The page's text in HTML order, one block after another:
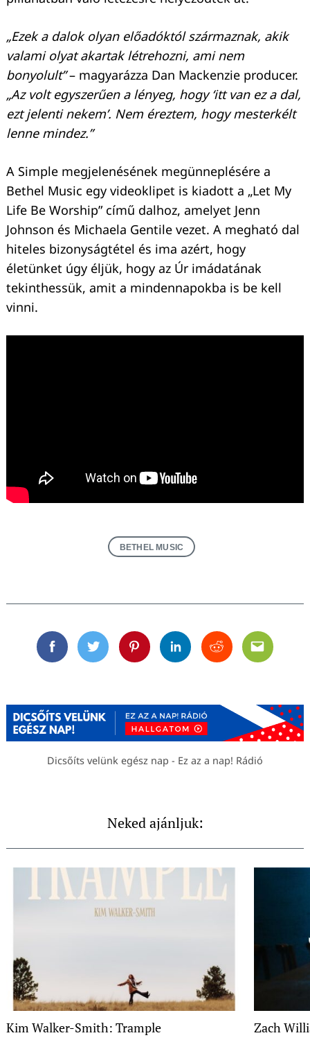
„Ezek a dalok olyan előadóktól származnak, akik
valami olyat akartak létrehozni, ami nem
bonyolult”– magyarázza Dan Mackenzie producer.
„Az volt egyszerűen a lényeg, hogy ‘itt van ez a dal,
ezt jelenti nekem’. Nem éreztem, hogy mesterkélt
lenne mindez.”
A Simple megjelenésének megünneplésére a
Bethel Music egy videoklipet is kiadott a „Let My
Life Be Worship” című dalhoz, amelyet Jenn
Johnson és Michaela Gentile vezet. A megható dal
hiteles bizonyságtétel és ima azért, hogy
életünket úgy éljük, hogy az Úr imádatának
tekinthessük, amit a mindennapokba is be kell
vinni.
BETHEL MUSIC
FacebookTwitterPinterestLinkedinRedditEmail
Dicsőíts velünk egész nap - Ez az a nap! Rádió
Neked ajánljuk:
Kim Walker-Smith: Trample Zach
Keresés: